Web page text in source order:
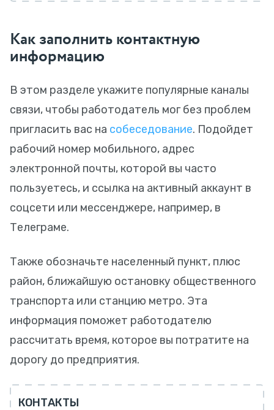
Как заполнить контактную
информацию
В этом разделе укажите популярные каналы
связи, чтобы работодатель мог без проблем
пригласить вас на собеседование. Подойдет
рабочий номер мобильного, адрес
электронной почты, которой вы часто
пользуетесь, и ссылка на активный аккаунт в
соцсети или мессенджере, например, в
Телеграме.
Также обозначьте населенный пункт, плюс
район, ближайшую остановку общественного
транспорта или станцию метро. Эта
информация поможет работодателю
рассчитать время, которое вы потратите на
дорогу до предприятия.
КОНТАКТЫ